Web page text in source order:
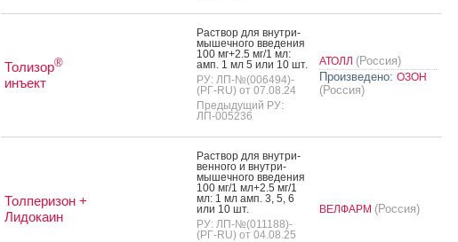
Толизор®
инъект
Рас­твор для внут­ри­
мышеч­но­го вве­дения
100 мг+2.5 мг/1 мл:
амп. 1 мл 5 или 10 шт.
РУ: ЛП-№(006494)-
(РГ-RU) от 07.08.24
Предыдущий РУ:
ЛП-005236
АТОЛЛ (Россия)
Произведено: ОЗОН
(Россия)
Толперизон +
Лидокаин
Рас­твор для внут­ри­
вен­но­го и внут­ри­
мышеч­но­го вве­дения
100 мг/1 мл+2.5 мг/1
мл: 1 мл амп. 3, 5, 6
или 10 шт.
РУ: ЛП-№(011188)-
(РГ-RU) от 04.08.25
ВЕЛФАРМ (Россия)